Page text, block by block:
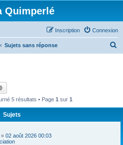
Quimperlé
Connexion
Inscription
Sujets sans réponse
5 résultats • Page 1 sur 1
Sujets
« 02 août 2026 00:03